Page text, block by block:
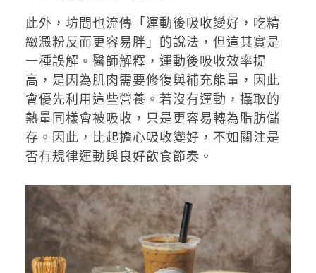
此外，坊間也流傳「運動後吸收變好，吃精
緻澱粉反而更容易胖」的說法，但這其實是
一種誤解。醫師解釋，運動後吸收效率提
高，是因為肌肉需要修復與補充能量，因此
會優先利用這些營養。若沒有運動，攝取的
熱量同樣會被吸收，只是更容易轉為脂肪儲
存。因此，比起擔心吸收變好，不如關注是
否有規律運動與良好飲食節奏。